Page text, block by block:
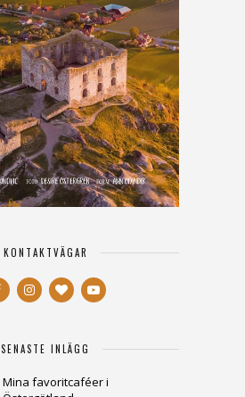
KONTAKTVÄGAR
SENASTE INLÄGG
Mina favoritcaféer i